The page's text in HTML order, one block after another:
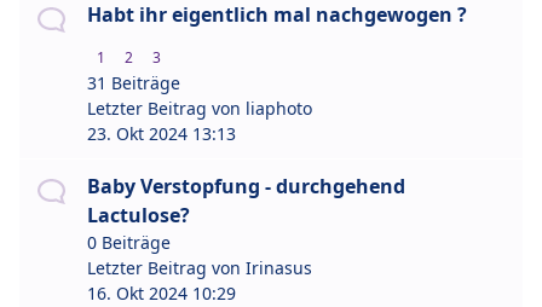
Habt ihr eigentlich mal nachgewogen ?
1 2 3
31 Beiträge
Letzter Beitrag von liaphoto
23. Okt 2024 13:13
Baby Verstopfung - durchgehend
Lactulose?
0 Beiträge
Letzter Beitrag von Irinasus
16. Okt 2024 10:29